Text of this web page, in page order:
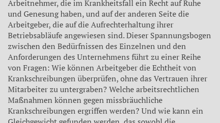
Arbeitnehmer, die im Krankheitsfall ein Recht auf Ruhe
und Genesung haben, und auf der anderen Seite die
Arbeitgeber, die auf die Aufrechterhaltung ihrer
Betriebsabläufe angewiesen sind. Dieser Spannungsbogen
zwischen den Bedürfnissen des Einzelnen und den
Anforderungen des Unternehmens führt zu einer Reihe
von Fragen: Wie können Arbeitgeber die Echtheit von
Krankschreibungen überprüfen, ohne das Vertrauen ihrer
Mitarbeiter zu untergraben? Welche arbeitsrechtlichen
Maßnahmen können gegen missbräuchliche
Krankschreibungen ergriffen werden? Und wie kann ein